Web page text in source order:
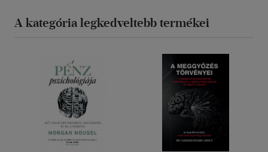
A kategória legkedveltebb termékei